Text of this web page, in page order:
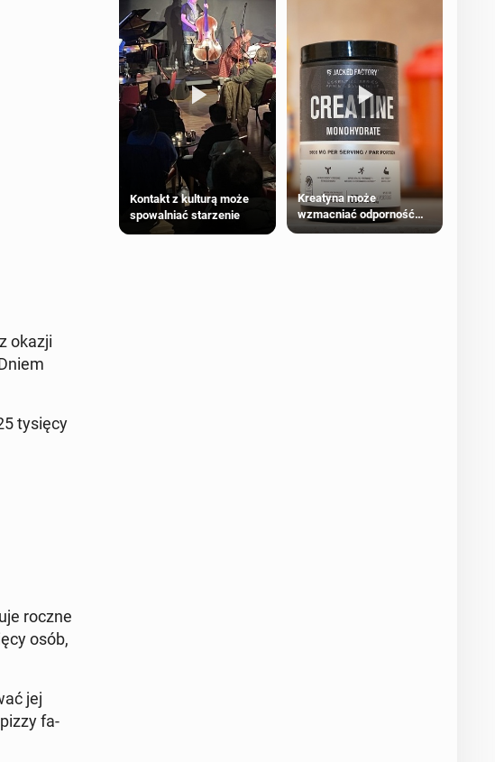
okazji
tysięcy
roczne
osób,
jej
fa­
Kontakt z kulturą może
spowalniać starzenie
Kreatyna może
wzmacniać odporność
przeciw nowotworom